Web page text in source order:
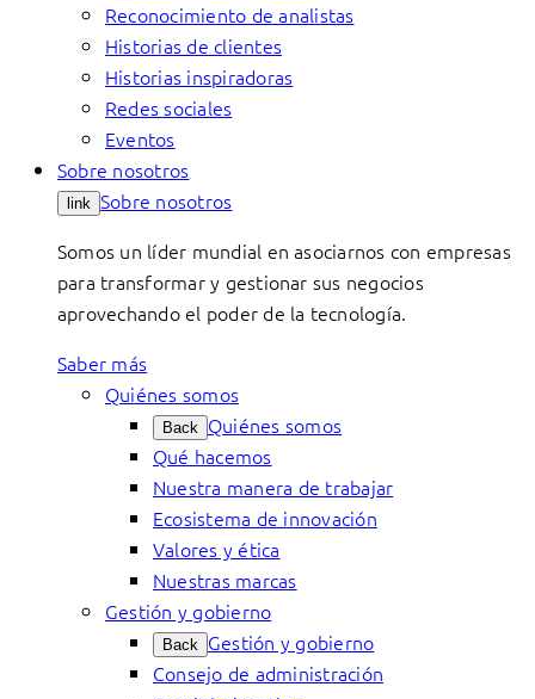
Reconocimiento de analistas
Historias de clientes
Historias inspiradoras
Redes sociales
Eventos
Sobre nosotros
link Sobre nosotros
Somos un líder mundial en asociarnos con empresas
para transformar y gestionar sus negocios
aprovechando el poder de la tecnología.
Saber más
Quiénes somos
Back Quiénes somos
Qué hacemos
Nuestra manera de trabajar
Ecosistema de innovación
Valores y ética
Nuestras marcas
Gestión y gobierno
Back Gestión y gobierno
Consejo de administración